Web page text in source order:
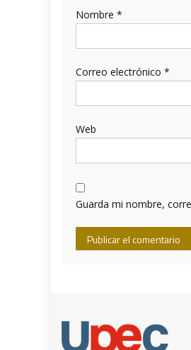
Nombre *
Correo electrónico *
Web
Guarda mi nombre,